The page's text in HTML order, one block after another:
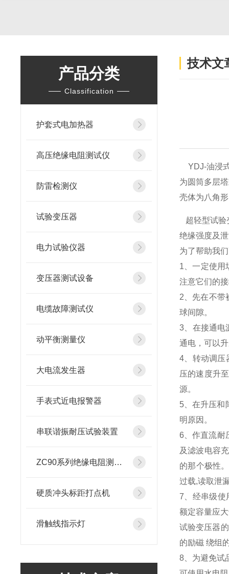
产品分类
Classification
护套式电加热器
高压绝缘电阻测试仪
防雷检测仪
试验变压器
电力试验仪器
变压器测试设备
电缆故障测试仪
动平衡测量仪
大电流发生器
手表式近电报警器
串联谐振耐压试验装置
ZC90系列绝缘电阻测试仪
硬质冲头标距打点机
滑触线指示灯
技术文
YDJ-油浸
为圆筒多层
壳体为八角
超轻型试验
绝缘强度及
为了帮助我
1、一定使用
注意它们的
2、先在不带
球间隙。
3、在接通电
通电，可以
4、转动调压
压的速度升
源。
5、在升压和
明原因。
6、作直流耐
及滤波电容
的那个极性
过载,读取泄
7、经串级使
额定容量应
试验变压器
的励磁 绕组
8、为避免试